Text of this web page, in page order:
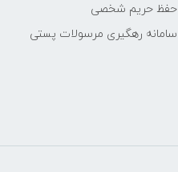
حفظ حریم شخصی
سامانه رهگیری مرسولات پستی